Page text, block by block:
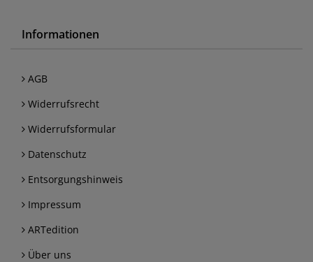
Informationen
AGB
Widerrufsrecht
Widerrufsformular
Datenschutz
Entsorgungshinweis
Impressum
ARTedition
Über uns